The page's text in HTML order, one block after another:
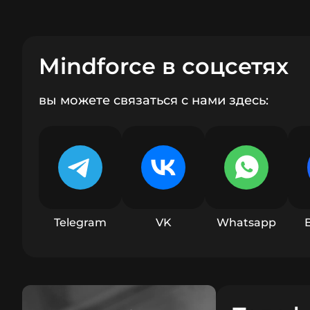
Mindforce в соцсетях
вы можете связаться с нами здесь:
Telegram VK Whatsapp